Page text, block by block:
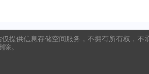
提供信息存储空间服务，不拥有所有权，
。